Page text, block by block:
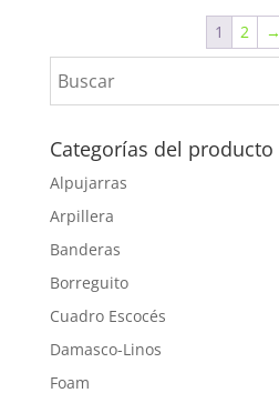
1 2 →
Categorías del producto
Alpujarras
Arpillera
Banderas
Borreguito
Cuadro Escocés
Damasco-Linos
Foam